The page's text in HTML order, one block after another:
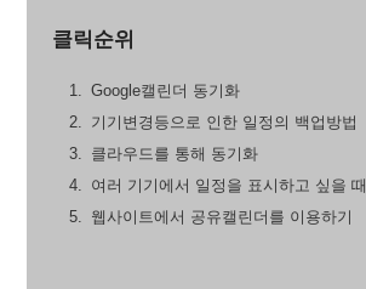
클릭순위
Google캘린더 동기화
기기변경등으로 인한 일정의 백업방법
클라우드를 통해 동기화
여러 기기에서 일정을 표시하고 싶을 때
웹사이트에서 공유캘린더를 이용하기